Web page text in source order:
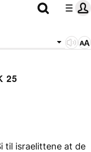
25
til israelittene at de